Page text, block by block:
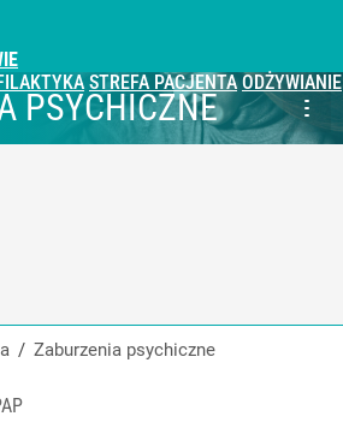
STREFA PACJENTA ODŻYWIANIE
PSYCHICZNE
/ Zaburzenia psychiczne